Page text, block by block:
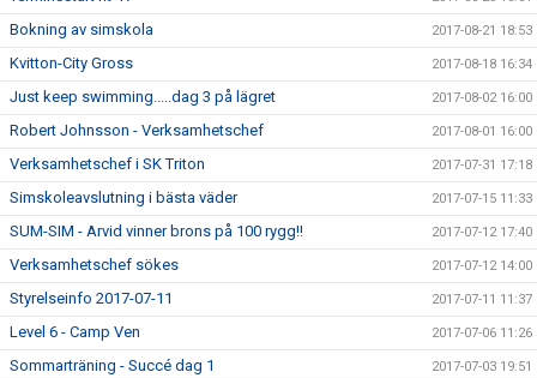
Bokning av simskola 2017-08-21 18:53
Kvitton-City Gross 2017-08-18 16:34
Just keep swimming.....dag 3 på lägret 2017-08-02 16:00
Robert Johnsson - Verksamhetschef 2017-08-01 16:00
Verksamhetschef i SK Triton 2017-07-31 17:18
Simskoleavslutning i bästa väder 2017-07-15 11:33
SUM-SIM - Arvid vinner brons på 100 rygg!! 2017-07-12 17:40
Verksamhetschef sökes 2017-07-12 14:00
Styrelseinfo 2017-07-11 2017-07-11 11:37
Level 6 - Camp Ven 2017-07-06 11:26
Sommarträning - Succé dag 1 2017-07-03 19:51